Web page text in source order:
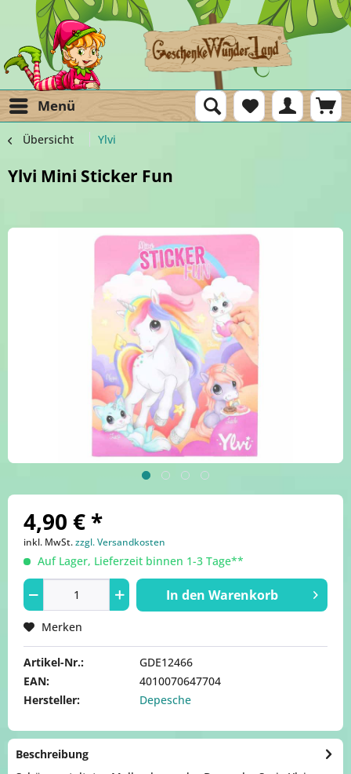
Menü
Übersicht Ylvi
Ylvi Mini Sticker Fun
4,90 € *
inkl. MwSt.zzgl. Versandkosten
Auf Lager, Lieferzeit binnen 1-3 Tage**
In den Warenkorb
Merken
Artikel-Nr.:
GDE12466
EAN:
4010070647704
Hersteller:
Depesche
Beschreibung